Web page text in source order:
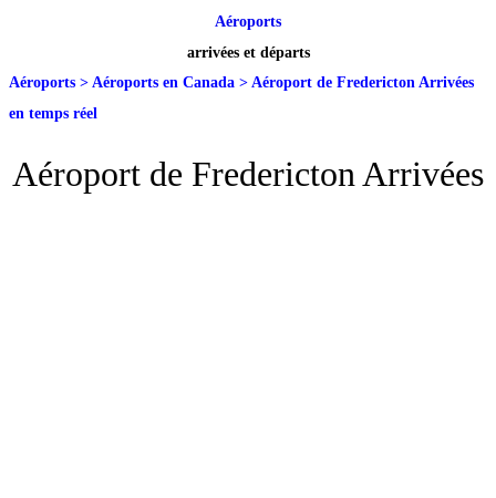
Aéroports
arrivées et départs
Aéroports > Aéroports en Canada > Aéroport de Fredericton Arrivées
en temps réel
Aéroport de Fredericton Arrivées